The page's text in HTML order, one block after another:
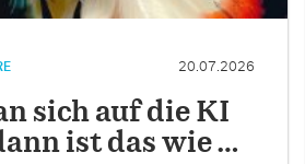
20.07.2026
sich auf die KI
ist das wie …